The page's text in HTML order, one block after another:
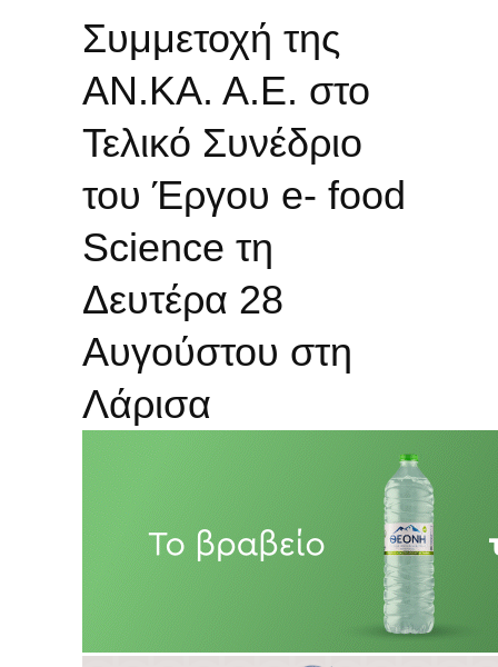
Συμμετοχή της
ΑΝ.ΚΑ. Α.Ε. στο
Τελικό Συνέδριο
του Έργου e- food
Science τη
Δευτέρα 28
Αυγούστου στη
Λάρισα